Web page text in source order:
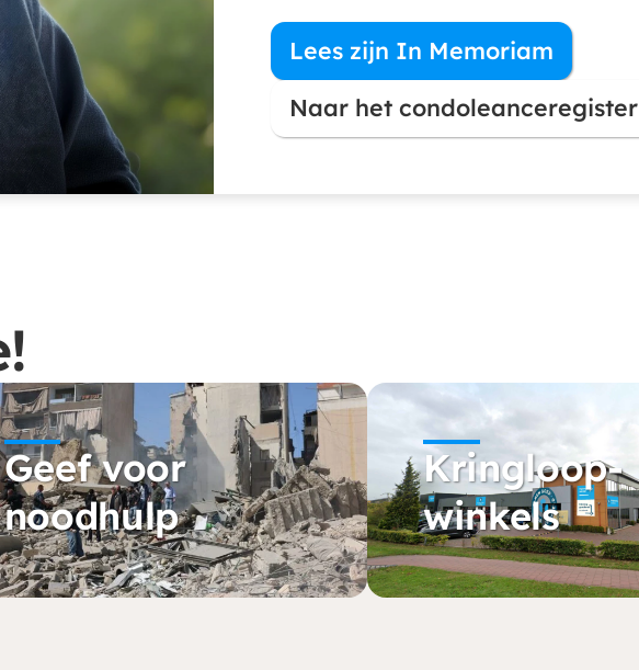
Lees zijn In Memoriam
(opent in nieuw venster)
Naar het condoleanceregister
(opent in nieuw venster)
Geef voor
noodhulp
Kringloop-
winkels